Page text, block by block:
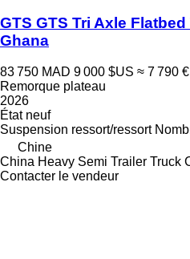
GTS GTS Tri Axle
Ghana
83 750 MAD 9 000 $US ≈ 7 790 €
Remorque plateau
2026
Étatneuf
Suspension ressort/ressort
Chine
China Heavy Semi Trailer Truck
Contacter le vendeur